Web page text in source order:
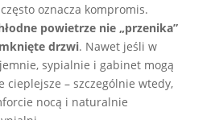
oznacza kompromis.
powietrze nie „przenika”
drzwi. Nawet jeśli w
sypialnie i gabinet mogą
cieplejsze – szczególnie wtedy,
nocą i naturalnie